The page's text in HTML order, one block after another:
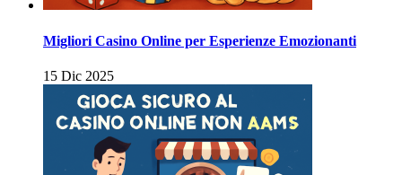
Migliori Casino Online per Esperienze Emozionanti
15 Dic 2025